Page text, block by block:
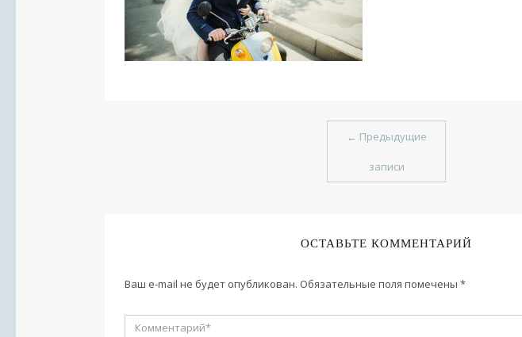
← Предыдущие
записи
ОСТАВЬТЕ КОММЕНТАРИЙ
Ваш e-mail не будет опубликован. Обязательные поля помечены *